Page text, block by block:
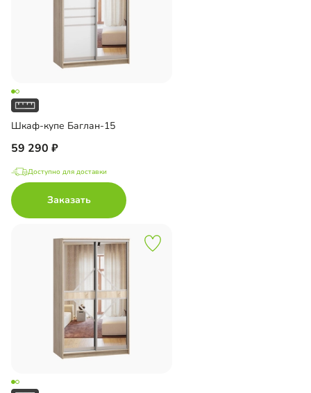
Шкаф-купе Баглан-15
59 290
Доступно для доставки
Заказать